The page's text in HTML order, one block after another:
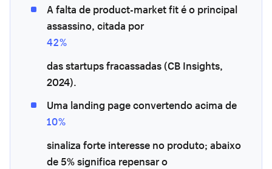
A falta de product-market fit é o principal
assassino, citada por
42%
das startups fracassadas (CB Insights,
2024).
Uma landing page convertendo acima de
10%
sinaliza forte interesse no produto; abaixo
de 5% significa repensar o